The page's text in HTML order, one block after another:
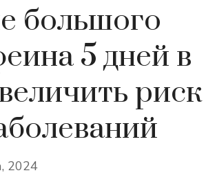
большого
5 дней в
риск
2024